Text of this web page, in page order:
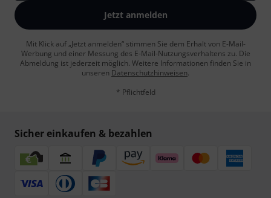
Jetzt anmelden
Mit Klick auf „Jetzt anmelden“ stimmen Sie dem Erhalt von E-Mail-
Werbung und einer Messung des E-Mail-Nutzungsverhaltens zu. Die
Abmeldung ist jederzeit möglich. Weitere Informationen finden Sie in
unseren Datenschutzhinweisen.
* Pflichtfeld
Sicher einkaufen & bezahlen